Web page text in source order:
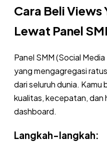
Cara Beli Views
Lewat Panel
Panel SMM (Social
yang mengagregasi
dari seluruh dunia. Kamu
kualitas, kecepatan, dan
dashboard.
Langkah-langkah: